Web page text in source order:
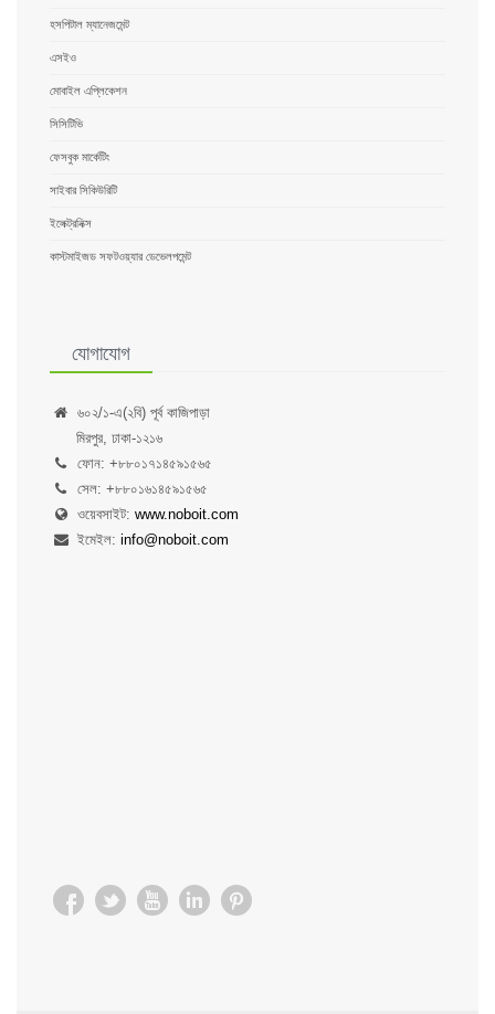
হসপিটাল ম্যানেজমেন্ট
এসইও
মোবাইল এপ্লিকেশন
সিসিটিভি
ফেসবুক মার্কেটিং
সাইবার সিকিউরিটি
ইলেক্ট্রনিক্স
কাস্টমাইজড সফটওয়্যার ডেভেলপমেন্ট
যোগাযোগ
৬০২/১-এ(২বি) পূর্ব কাজিপাড়া
মিরপুর, ঢাকা-১২১৬
ফোন: +৮৮০১৭১৪৫৯১৫৬৫
সেল: +৮৮০১৬১৪৫৯১৫৬৫
ওয়েবসাইট: www.noboit.com
ইমেইল: info@noboit.com